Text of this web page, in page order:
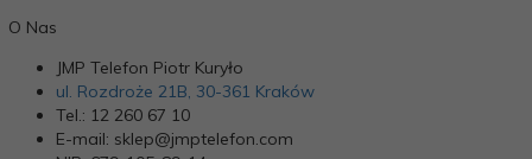
O Nas
JMP Telefon Piotr Kuryło
ul. Rozdroże 21B, 30-361 Kraków
Tel.: 12 260 67 10
E-mail: sklep@jmptelefon.com